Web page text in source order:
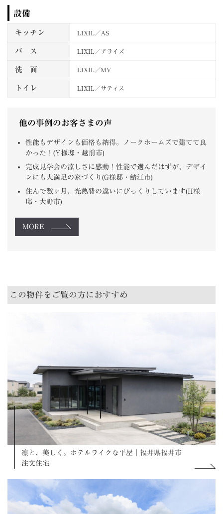
設備
キッチン LIXIL／AS
バ ス LIXIL／アライズ
洗 面 LIXIL／MV
トイレ LIXIL／サティス
他の事例のお客さまの声
性能もデザインも価格も納得。ノークホームズで建てて良
かった！(Y様邸・越前市)
完成見学会の涼しさに感動！性能で選んだはずが、デザイ
ンにも大満足の家づくり(G様邸・鯖江市)
住んで数ヶ月、光熱費の違いにびっくりしています(H様
邸・大野市)
MORE
この物件をご覧の方におすすめ
凛と、美しく。ホテルライクな平屋｜福井県福井市
注文住宅